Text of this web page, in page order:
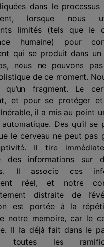
dans le processus
lorsque nous
limités (tels que le
humaine) pour
qui se produit dans
nous ne pouvons
de ce moment.
fragment. Le
et pour se protéger
il a mis au point
Dès qu’il se
le cerveau ne peut pas
Il tire
des informations sur
Il associe ces
réel, et notre
distraite de
est portée à la
notre mémoire, car le
Il l’a déjà fait dans le
toutes les